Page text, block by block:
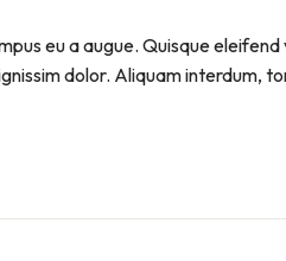
eu a augue. Quisque
dolor. Aliquam interdum,